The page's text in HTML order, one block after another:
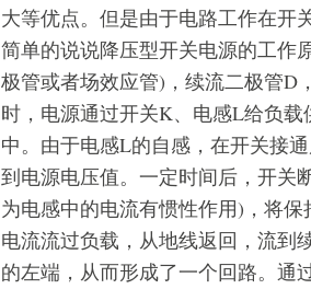
大等优点。但是由于电路工作在开
简单的说说降压型开关电源的工作
极管或者场效应管)，续流二极管D
时，电源通过开关K、电感L给负
中。由于电感L的自感，在开关接
到电源电压值。一定时间后，开关
为电感中的电流有惯性作用)，将
电流流过负载，从地线返回，流到
的左端，从而形成了一个回路。